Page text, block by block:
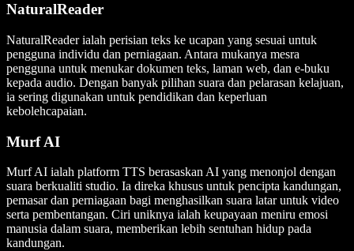
NaturalReader
NaturalReader ialah perisian teks ke ucapan yang sesuai untuk
pengguna individu dan perniagaan. Antara mukanya mesra
pengguna untuk menukar dokumen teks, laman web, dan e-buku
kepada audio. Dengan banyak pilihan suara dan pelarasan kelajuan,
ia sering digunakan untuk pendidikan dan keperluan
kebolehcapaian.
Murf AI
Murf AI ialah platform TTS berasaskan AI yang menonjol dengan
suara berkualiti studio. Ia direka khusus untuk pencipta kandungan,
pemasar dan perniagaan bagi menghasilkan suara latar untuk video
serta pembentangan. Ciri uniknya ialah keupayaan meniru emosi
manusia dalam suara, memberikan lebih sentuhan hidup pada
kandungan.